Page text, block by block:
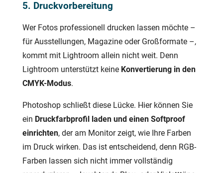
5. Druckvorbereitung
Wer Fotos professionell drucken lassen möchte –
für Ausstellungen, Magazine oder Großformate –,
kommt mit Lightroom allein nicht weit. Denn
Lightroom unterstützt keine Konvertierung in den
CMYK-Modus.
Photoshop schließt diese Lücke. Hier können Sie
ein Druckfarbprofil laden und einen Softproof
einrichten, der am Monitor zeigt, wie Ihre Farben
im Druck wirken. Das ist entscheidend, denn RGB-
Farben lassen sich nicht immer vollständig